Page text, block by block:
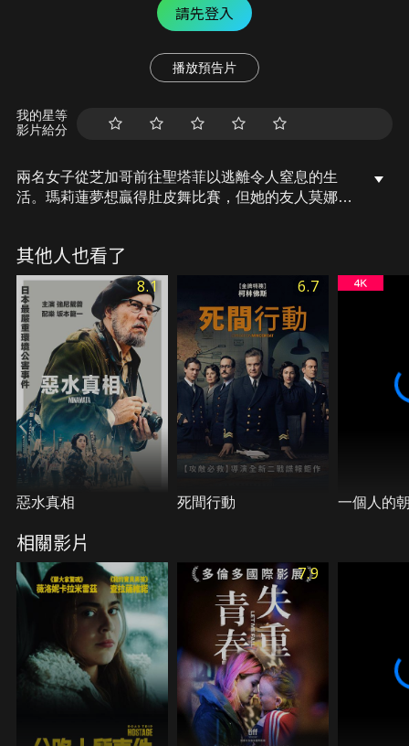
請先登入
播放預告片
我的星等
影片給分
兩名女子從芝加哥前往聖塔菲以逃離令人窒息的生
活。瑪莉蓮夢想贏得肚皮舞比賽，但她的友人莫娜卻
其他人也看了
8.1
惡水真相
6.7
死間行動 一個人的
相關影片
7.9